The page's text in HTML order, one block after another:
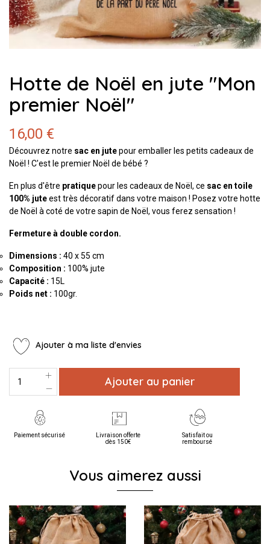
Hotte de Noël en jute "Mon
premier Noël"
16,00 €
Découvrez notre sac en jutepour emballer les petits cadeaux de
Noël ! C'est le premier Noël de bébé ?
En plus d'être pratiquepour les cadeaux de Noël, ce sac en toile
100% juteest très décoratif dans votre maison ! Posez votre hotte
de Noël à coté de votre sapin de Noël, vous ferez sensation !
Fermeture à double cordon.
Dimensions : 40 x 55 cm
Composition : 100% jute
Capacité : 15L
Poids net : 100gr.
Ajouter à ma liste d'envies
Ajouter au panier
Paiement sécurisé
Livraison offerte
dès 150€
Satisfait ou
remboursé
Vous aimerez aussi